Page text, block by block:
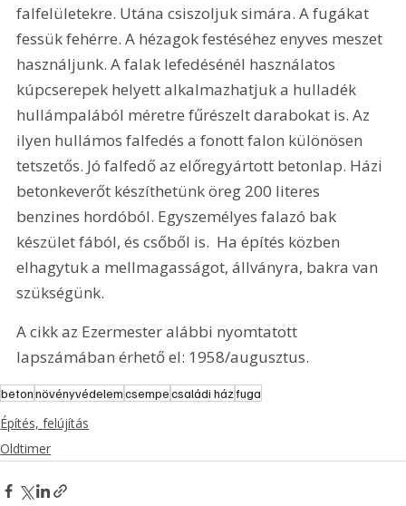
falfelületekre. Utána csiszoljuk simára. A fugákat
fessük fehérre. A hézagok festéséhez enyves meszet
használjunk. A falak lefedésénél használatos
kúpcserepek helyett alkalmazhatjuk a hulladék
hullámpalából méretre fűrészelt darabokat is. Az
ilyen hullámos falfedés a fonott falon különösen
tetszetős. Jó falfedő az előregyártott betonlap. Házi
betonkeverőt készíthetünk öreg 200 literes
benzines hordóból. Egyszemélyes falazó bak
készület fából, és csőből is.  Ha építés közben
elhagytuk a mellmagasságot, állványra, bakra van
szükségünk.
A cikk az Ezermester alábbi nyomtatott
lapszámában érhető el: 1958/augusztus.
betonnövényvédelemcsempecsaládi házfuga
Építés, felújítás
Oldtimer